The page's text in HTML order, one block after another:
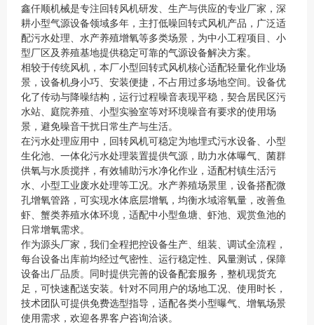
鑫仟顺机械是专注回转风机研发、生产与供应的专业厂家，深
耕小型气源设备领域多年，主打低噪回转式风机产品，广泛适
配污水处理、水产养殖增氧等多类场景，为中小工程项目、小
型厂区及养殖基地提供稳定可靠的气源设备解决方案。
相较于传统风机，本厂小型回转式风机核心适配轻量化作业场
景，设备机身小巧、安装便捷，不占用过多场地空间。设备优
化了传动与降噪结构，运行过程噪音表现平稳，契合居民区污
水站、庭院养殖、小型实验室等对环境噪音有要求的使用场
景，避免噪音干扰日常生产与生活。
在污水处理应用中，回转风机可稳定为地埋式污水设备、小型
生化池、一体化污水处理装置提供气源，助力水体曝气、菌群
供氧与水质搅拌，有效辅助污水净化作业，适配村镇生活污
水、小型工业废水处理等工况。水产养殖场景里，设备搭配微
孔增氧管路，可实现水体底层增氧，均衡水域溶氧量，改善鱼
虾、蟹类养殖水体环境，适配中小型鱼塘、虾池、观赏鱼池的
日常增氧需求。
作为源头厂家，我们全程把控设备生产、组装、调试全流程，
每台设备出库前均经过气密性、运行稳定性、风量测试，保障
设备出厂品质。同时提供完善的设备配套服务，整机现货充
足，可快速配送安装。针对不同用户的场地工况、使用时长，
技术团队可提供免费选型指导，适配各类小型曝气、增氧场景
使用需求，欢迎各界客户咨询洽谈。